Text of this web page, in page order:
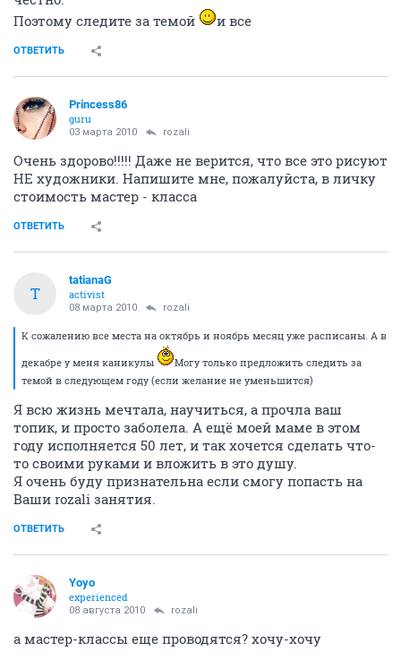
Поэтому следите за темой
и все
ОТВЕТИТЬ
Princess86
guru
03 марта 2010 rozali
Очень здорово!!!!! Даже не верится, что все это рисуют
НЕ художники. Напишите мне, пожалуйста, в личку
стоимость мастер - класса
ОТВЕТИТЬ
T
tatianaG
activist
08 марта 2010 rozali
К сожалению все места на октябрь и ноябрь месяц уже расписаны. А в
декабре у меня каникулы
Могу только предложить следить за
темой в следующем году (если желание не уменьшится)
Я всю жизнь мечтала, научиться, а прочла ваш
топик, и просто заболела. А ещё моей маме в этом
году исполняется 50 лет, и так хочется сделать что-
то своими руками и вложить в это душу.
Я очень буду признательна если смогу попасть на
Ваши rozali занятия.
ОТВЕТИТЬ
Yoyo
experienced
08 августа 2010 rozali
а мастер-классы еще проводятся? хочу-хочу